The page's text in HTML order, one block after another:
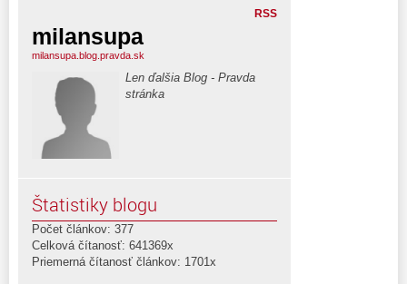
RSS
milansupa
milansupa.blog.pravda.sk
Len ďalšia Blog - Pravda
stránka
Štatistiky blogu
Počet článkov: 377
Celková čítanosť: 641369x
Priemerná čítanosť článkov: 1701x